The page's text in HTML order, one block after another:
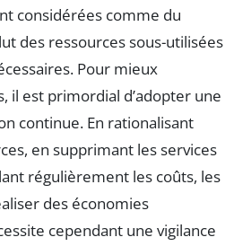
considérées comme du
des ressources sous-utilisées
Pour mieux
il est primordial d’adopter une
continue. En rationalisant
en supprimant les services
régulièrement les coûts, les
des économies
cependant une vigilance